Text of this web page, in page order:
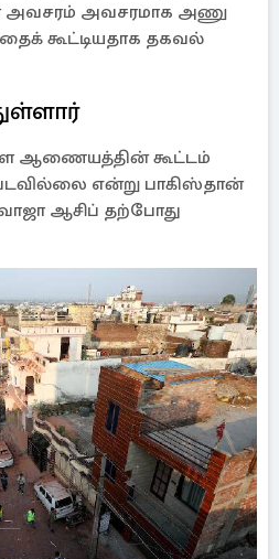
அவசரம் அவசரமாக அணு
கூட்டியதாக தகவல்
ஆணையத்தின் கூட்டம்
என்று பாகிஸ்தான்
ஆசிப் தற்போது